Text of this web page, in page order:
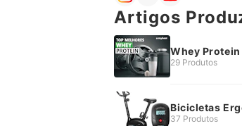
Artigos
Whey Protein
29 Produtos
Bicicletas
37 Produtos